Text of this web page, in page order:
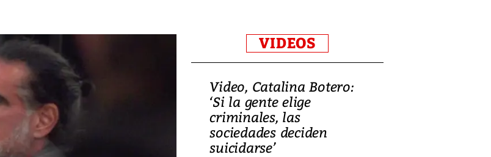
VIDEOS
Video, Japón: Terremoto
deja heridos y graves
daños en Kumamoto
Video, Catalina Botero:
‘Si la gente elige
criminales, las
sociedades deciden
suicidarse’